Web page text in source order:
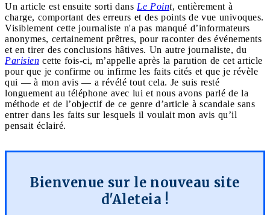
Un article est ensuite sorti dans Le Point, entièrement à
charge, comportant des erreurs et des points de vue univoques.
Visiblement cette journaliste n'a pas manqué d’informateurs
anonymes, certainement prêtres, pour raconter des événements
et en tirer des conclusions hâtives. Un autre journaliste, du
Parisien cette fois-ci, m’appelle après la parution de cet article
pour que je confirme ou infirme les faits cités et que je révèle
qui — à mon avis — a révélé tout cela. Je suis resté
longuement au téléphone avec lui et nous avons parlé de la
méthode et de l’objectif de ce genre d’article à scandale sans
entrer dans les faits sur lesquels il voulait mon avis qu’il
pensait éclairé.
Bienvenue sur le nouveau site
d'Aleteia !